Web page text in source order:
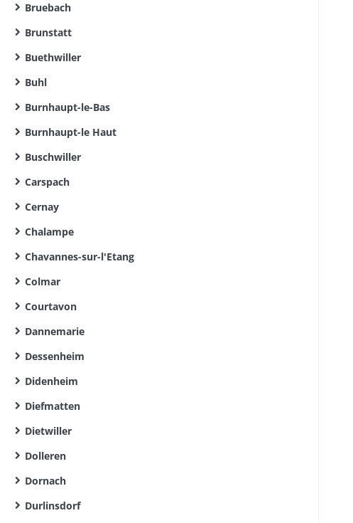
Bruebach
Brunstatt
Buethwiller
Buhl
Burnhaupt-le-Bas
Burnhaupt-le Haut
Buschwiller
Carspach
Cernay
Chalampe
Chavannes-sur-l'Etang
Colmar
Courtavon
Dannemarie
Dessenheim
Didenheim
Diefmatten
Dietwiller
Dolleren
Dornach
Durlinsdorf